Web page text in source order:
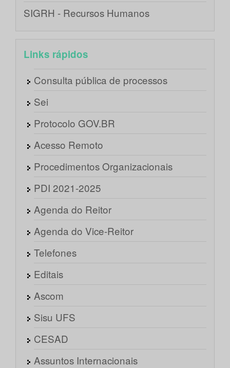
SIGRH - Recursos Humanos
Links rápidos
Consulta pública de processos
Sei
Protocolo GOV.BR
Acesso Remoto
Procedimentos Organizacionais
PDI 2021-2025
Agenda do Reitor
Agenda do Vice-Reitor
Telefones
Editais
Ascom
Sisu UFS
CESAD
Assuntos Internacionais